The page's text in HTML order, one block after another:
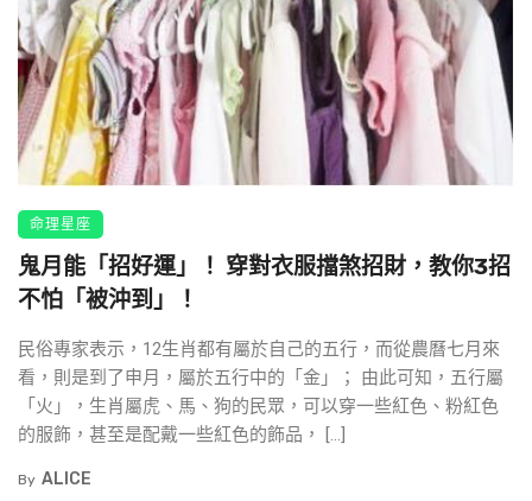
命理星座
鬼月能「招好運」！ 穿對衣服擋煞招財，教你3招
不怕「被沖到」！
民俗專家表示，12生肖都有屬於自己的五行，而從農曆七月來
看，則是到了申月，屬於五行中的「金」； 由此可知，五行屬
「火」，生肖屬虎、馬、狗的民眾，可以穿一些紅色、粉紅色
的服飾，甚至是配戴一些紅色的飾品， […]
By ALICE